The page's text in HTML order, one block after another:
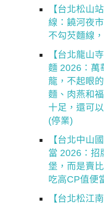
【台北松山
線：饒河夜
不勾芡麵線
【台北龍山
麵 2026：萬
龍，不起眼
麵、肉燕和
十足，還可
(停業)
【台北中山
當 2026：招
堡，而是賣
吃高CP值便
【台北松江